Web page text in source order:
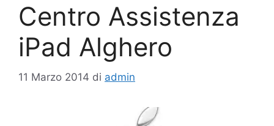
Centro Assistenza
iPad Alghero
11 Marzo 2014 di admin